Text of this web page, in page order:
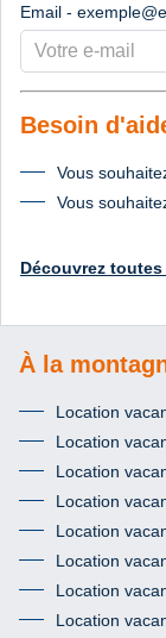
Email -
Besoin
Vous
Vous
Découvrez
À la
Location
Location
Location
Location
Location
Location
Location
Location